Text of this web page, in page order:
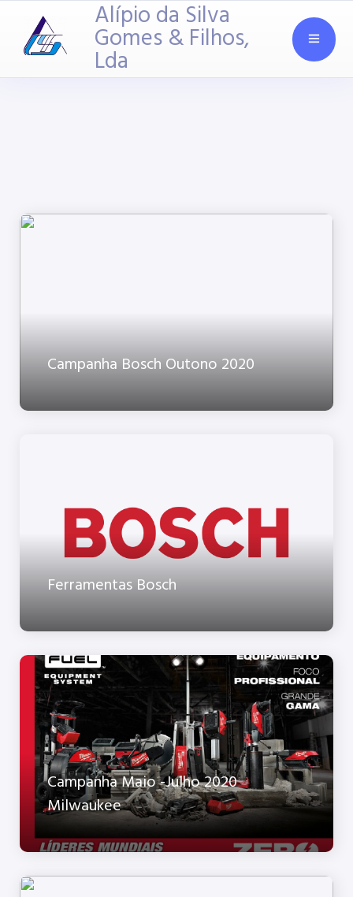
Alípio da Silva
Gomes & Filhos,
Lda
Campanha Bosch Outono 2020
Ferramentas Bosch
Campanha Maio -Julho 2020
Milwaukee